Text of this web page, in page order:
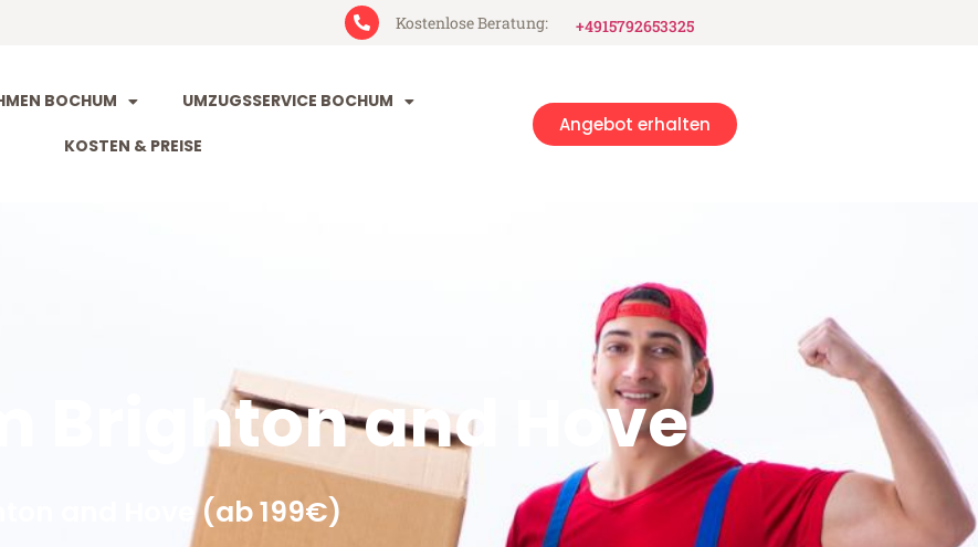
Kostenlose Beratung: +4915792653325
BOCHUM UMZUGSSERVICE BOCHUM
KOSTEN & PREISE
Angebot erhalten
Brighton and Hove
and Hove (ab 199€)